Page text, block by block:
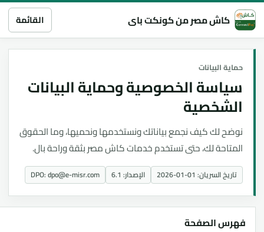
مصر من كونكت باي
الخصوصية وحماية البيانات
لك كيف نجمع بياناتك ونستخدمها ونحميها، وما الحقوق
لك، حتى تستخدم خدمات كاش مصر بثقة وراحة بال.
01-01-2026 الإصدار: 6.1 DPO: dpo@e-misr.com
الصفحة